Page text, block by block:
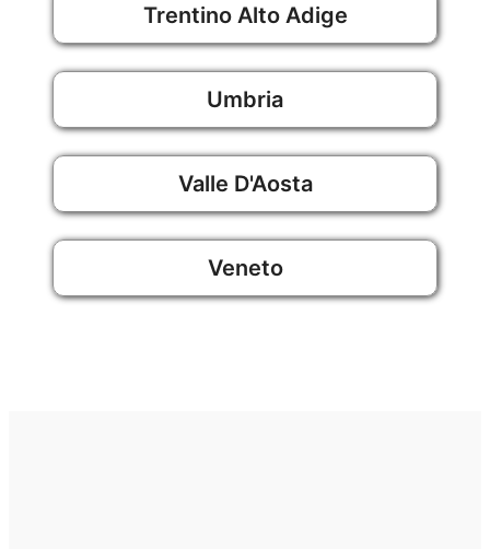
Trentino Alto Adige
Umbria
Valle D'Aosta
Veneto